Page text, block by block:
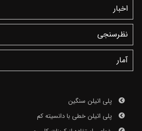
اخبار
نظرسنجی
آمار
پلی اتیلن سنگین
پلی اتیلن خطی با دانسیته کم